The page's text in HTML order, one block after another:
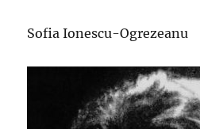
Sofia Ionescu-Ogrezeanu